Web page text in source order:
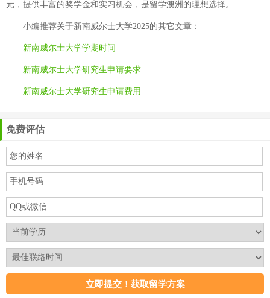
元，提供丰富的奖学金和实习机会，是留学澳洲的理想选择。
小编推荐关于新南威尔士大学2025的其它文章：
新南威尔士大学学期时间
新南威尔士大学研究生申请要求
新南威尔士大学研究生申请费用
免费评估